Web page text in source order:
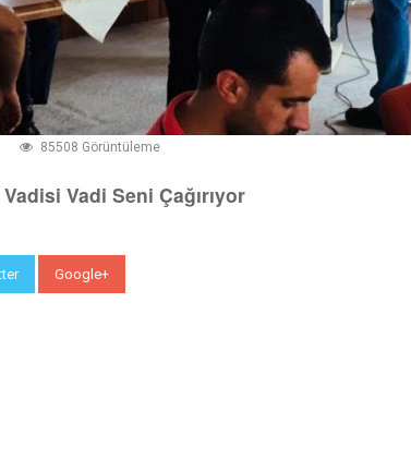
85508 Görüntüleme
Vadi Seni Çağırıyor
Google+